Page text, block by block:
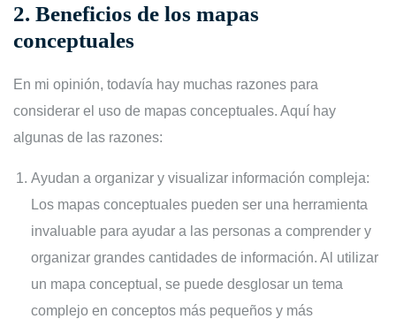
2. Beneficios de los mapas
conceptuales
En mi opinión, todavía hay muchas razones para
considerar el uso de mapas conceptuales. Aquí hay
algunas de las razones:
Ayudan a organizar y visualizar información compleja:
Los mapas conceptuales pueden ser una herramienta
invaluable para ayudar a las personas a comprender y
organizar grandes cantidades de información. Al utilizar
un mapa conceptual, se puede desglosar un tema
complejo en conceptos más pequeños y más